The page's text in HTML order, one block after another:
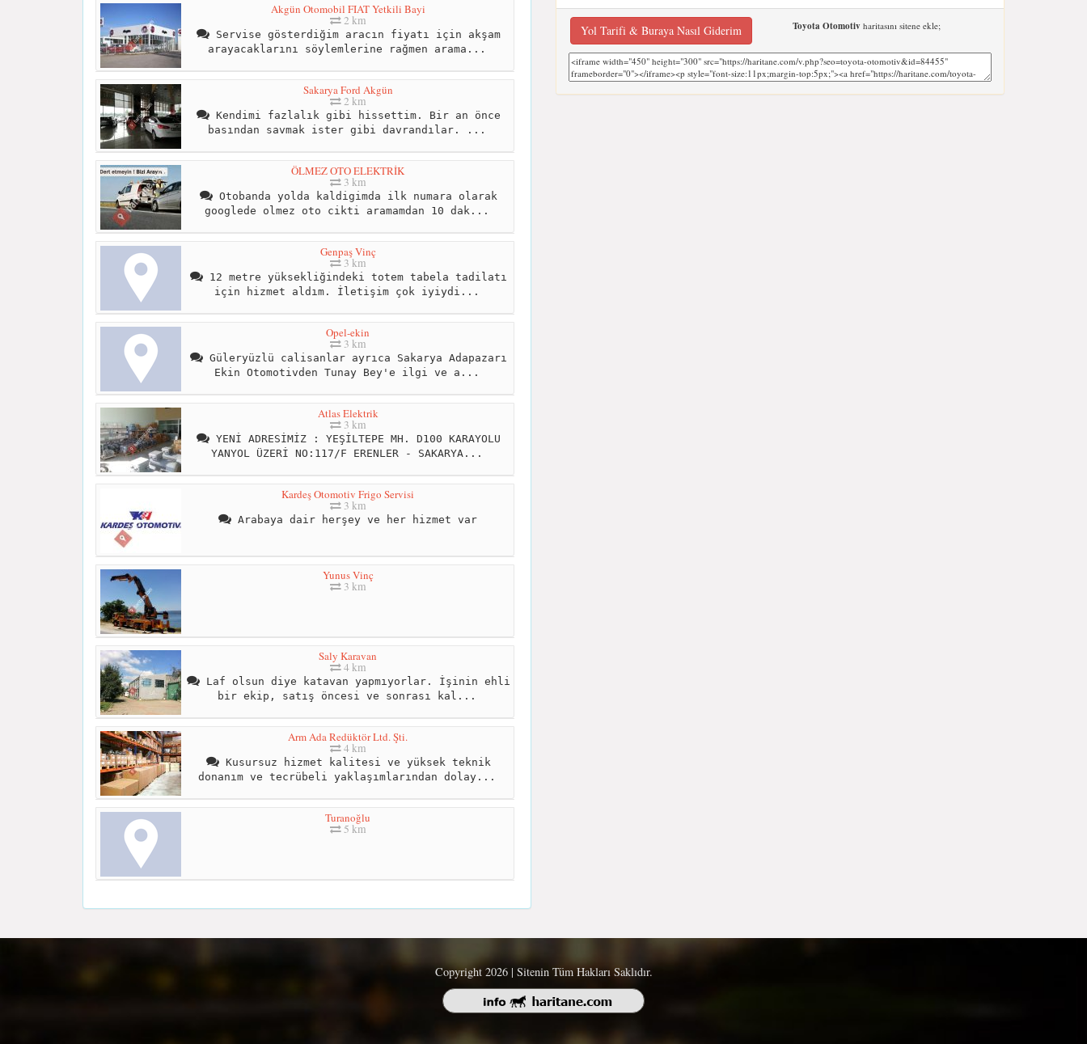
Akgün Otomobil FIAT Yetkili Bayi
2 km
Servise gösterdiğim aracın fiyatı için akşam
arayacaklarını söylemlerine rağmen arama...
Sakarya Ford Akgün
2 km
Kendimi fazlalık gibi hissettim. Bir an önce
basından savmak ister gibi davrandılar. ...
ÖLMEZ OTO ELEKTRİK
3 km
Otobanda yolda kaldigimda ilk numara olarak
googlede olmez oto cikti aramamdan 10 dak...
Genpaş Vinç
3 km
12 metre yüksekliğindeki totem tabela tadilatı
için hizmet aldım. İletişim çok iyiydi...
Opel-ekin
3 km
Güleryüzlü calisanlar ayrıca Sakarya Adapazarı
Ekin Otomotivden Tunay Bey'e ilgi ve a...
Atlas Elektrik
3 km
YENİ ADRESİMİZ : YEŞİLTEPE MH. D100 KARAYOLU
YANYOL ÜZERİ NO:117/F ERENLER - SAKARYA...
Kardeş Otomotiv Frigo Servisi
3 km
Arabaya dair herşey ve her hizmet var
Yunus Vinç
3 km
Saly Karavan
4 km
Laf olsun diye katavan yapmıyorlar. İşinin ehli
bir ekip, satış öncesi ve sonrası kal...
Arm Ada Redüktör Ltd. Şti.
4 km
Kusursuz hizmet kalitesi ve yüksek teknik
donanım ve tecrübeli yaklaşımlarından dolay...
Turanoğlu
5 km
Yol Tarifi & Buraya Nasıl Giderim Toyota Otomotiv haritasını sitene ekle;
Copyright 2026 | Sitenin Tüm Hakları Saklıdır.